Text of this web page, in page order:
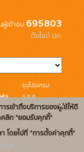
เข้าชม 695803
เว็บไซต์ ปภ.
ง
ล
รุ่นโปรแกรม:
3.0.0
วันที่: 2025-06-
26
รเข้าถึงบริการของผู้ใช้ให้ดี
คลิก "ยอมรับคุกกี้"
โดยไปที่ "การตั้งค่าคุกกี้"
x